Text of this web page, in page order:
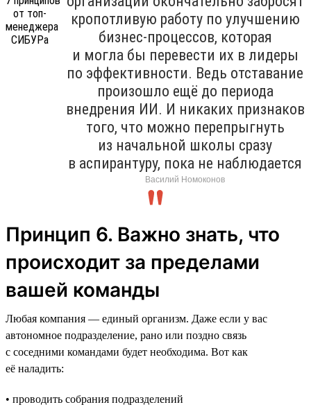
кропотливую работу по улучшению
бизнес-процессов, которая
и могла бы перевести их в лидеры
по эффективности. Ведь отставание
произошло ещё до периода
внедрения ИИ. И никаких признаков
того, что можно перепрыгнуть
из начальной школы сразу
в аспирантуру, пока не наблюдается
Василий Номоконов
Принцип 6. Важно знать, что
происходит за пределами
вашей команды
Любая компания — единый организм. Даже если у вас
автономное подразделение, рано или поздно связь
с соседними командами будет необходима. Вот как
её наладить:
• проводить собрания подразделений